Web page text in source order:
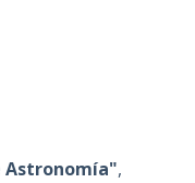
Astronomía",